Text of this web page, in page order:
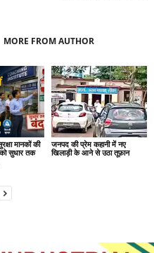
MORE FROM AUTHOR
मानकों की
सुधार तक
जनपद की प्रेम कहानी में नए
खिलाड़ी के आने से उठा तूफ़ान